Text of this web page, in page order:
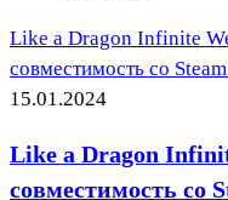
Like a Dragon Infinite
совместимость со
15.01.2024
Like a Dragon
совместимость со